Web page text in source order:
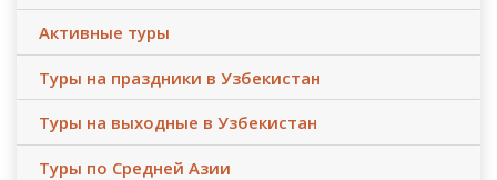
Активные туры
Туры на праздники в Узбекистан
Туры на выходные в Узбекистан
Туры по Средней Азии